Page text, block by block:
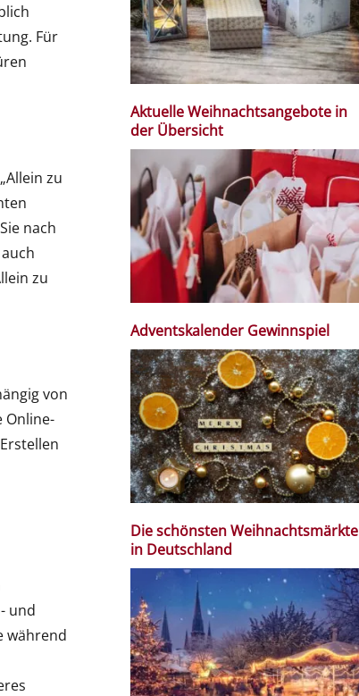
Für
zu
nach
zu
von
Online-
und
während
Aktuelle Weihnachtsangebote in
der Übersicht
Adventskalender Gewinnspiel
Die schönsten Weihnachtsmärkte
in Deutschland